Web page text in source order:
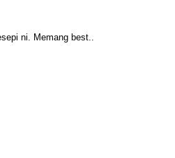
ni. Memang best..